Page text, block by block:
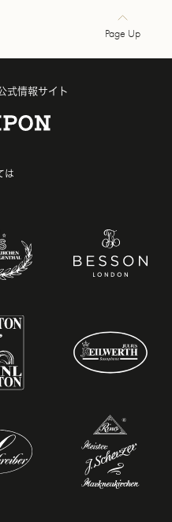
Page Up
式情報サイト
は